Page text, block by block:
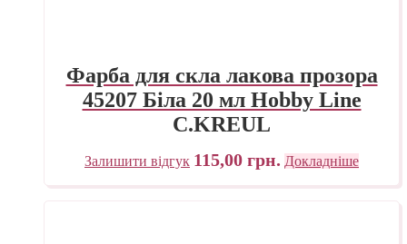
Фарба для скла лакова прозора
45207 Біла 20 мл Hobby Line
C.KREUL
Залишити відгук 115,00 грн. Докладніше